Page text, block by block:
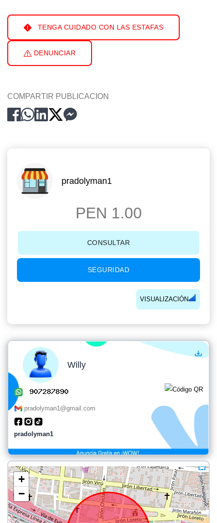
TENGA CUIDADO CON LAS ESTAFAS
DENUNCIAR
COMPARTIR PUBLICACION
pradolyman1
PEN 1.00
CONSULTAR
SEGURIDAD
VISUALIZACIÓN
Willy
pradolyman1@gmail.com
pradolyman1
+
−